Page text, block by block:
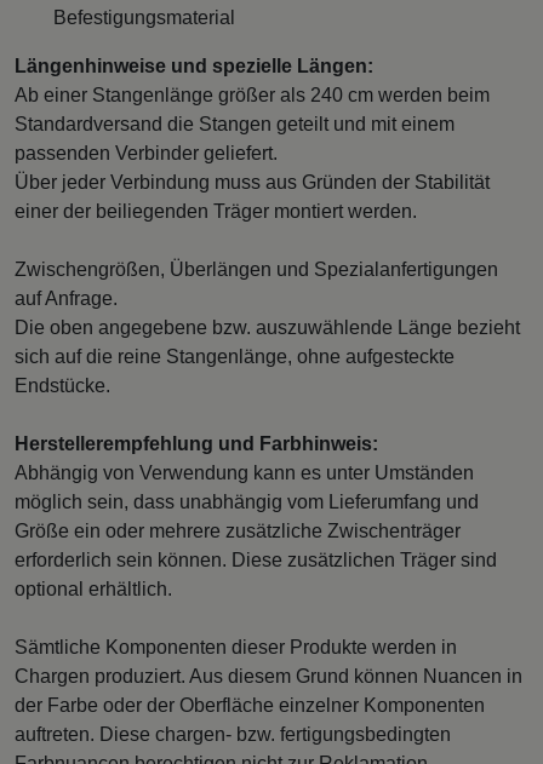
Befestigungsmaterial
Längenhinweise und spezielle Längen:
Ab einer Stangenlänge größer als 240 cm werden beim
Standardversand die Stangen geteilt und mit einem
passenden Verbinder geliefert.
Über jeder Verbindung muss aus Gründen der Stabilität
einer der beiliegenden Träger montiert werden.
Zwischengrößen, Überlängen und Spezialanfertigungen
auf Anfrage.
Die oben angegebene bzw. auszuwählende Länge bezieht
sich auf die reine Stangenlänge, ohne aufgesteckte
Endstücke.
Herstellerempfehlung und Farbhinweis:
Abhängig von Verwendung kann es unter Umständen
möglich sein, dass unabhängig vom Lieferumfang und
Größe ein oder mehrere zusätzliche Zwischenträger
erforderlich sein können. Diese zusätzlichen Träger sind
optional erhältlich.
Sämtliche Komponenten dieser Produkte werden in
Chargen produziert. Aus diesem Grund können Nuancen in
der Farbe oder der Oberfläche einzelner Komponenten
auftreten. Diese chargen- bzw. fertigungsbedingten